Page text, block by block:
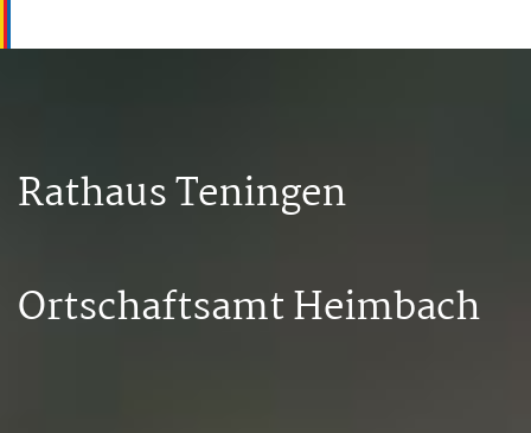
Rathaus Teningen
Ortschaftsamt Heimbach